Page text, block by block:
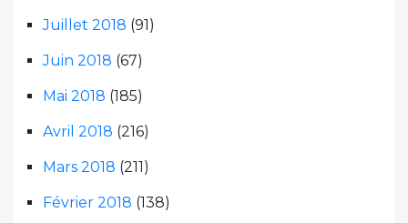
Juillet 2018 (91)
Juin 2018 (67)
Mai 2018 (185)
Avril 2018 (216)
Mars 2018 (211)
Février 2018 (138)